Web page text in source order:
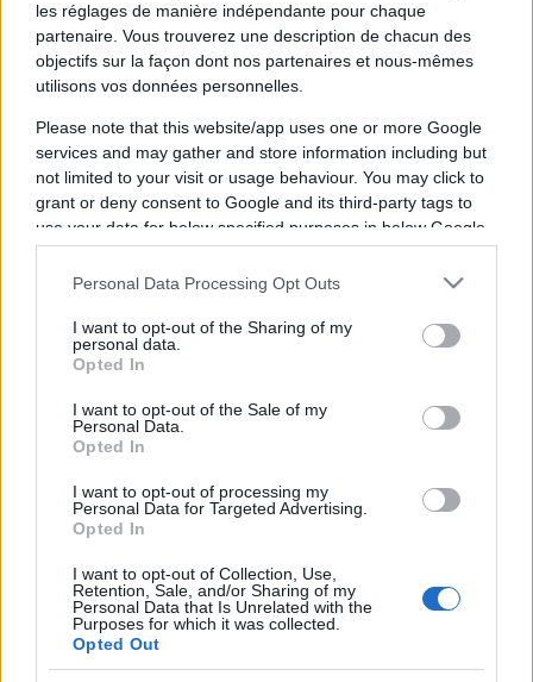
les réglages de manière indépendante pour chaque
partenaire. Vous trouverez une description de chacun des
objectifs sur la façon dont nos partenaires et nous-mêmes
utilisons vos données personnelles.
Please note that this website/app uses one or more Google
services and may gather and store information including but
not limited to your visit or usage behaviour. You may click to
grant or deny consent to Google and its third-party tags to
use your data for below specified purposes in below Google
consent section.
Personal Data Processing Opt Outs
I want to opt-out of the Sharing of my
personal data.
Opted In
I want to opt-out of the Sale of my
Personal Data.
Opted In
I want to opt-out of processing my
Personal Data for Targeted Advertising.
Opted In
I want to opt-out of Collection, Use,
Retention, Sale, and/or Sharing of my
Personal Data that Is Unrelated with the
Purposes for which it was collected.
Opted Out
Toronto
Raptors
Boston
Celtics
Nous ne connaissons pas encore les diffuseurs
du match deNBAentre les équipesToronto
Raptors(club fondé en 1995) etBoston Celtics
(club fondé en 1946) qui aura lieu le
Jeudi 16
janvier 2025 à 01h30. Nous mettrons à jour
cette page dès qu'un diffuseur sera annoncé en
Pour suivre l'
qui sélectionne l'actu basket issue des meilleurs
médias, et propose également les classements,
calendriers et résultats.
Vous trouverez ci-dessous la liste des prochains
matchs des deux équipes, qu'ils soient diffusés
ou non. Il suffit de cliquer sur l'un des matchs
pour connaitre toutes les informations.